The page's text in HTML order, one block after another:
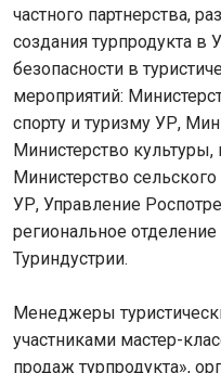
частного партнерства,
создания турпродукта в
безопасности в
мероприятий:
спорту и туризму УР,
Министерство
Министерство
УР, Управление
региональное
Туриндустрии.
Менеджеры
участниками мастер-
продаж турпродукта»,